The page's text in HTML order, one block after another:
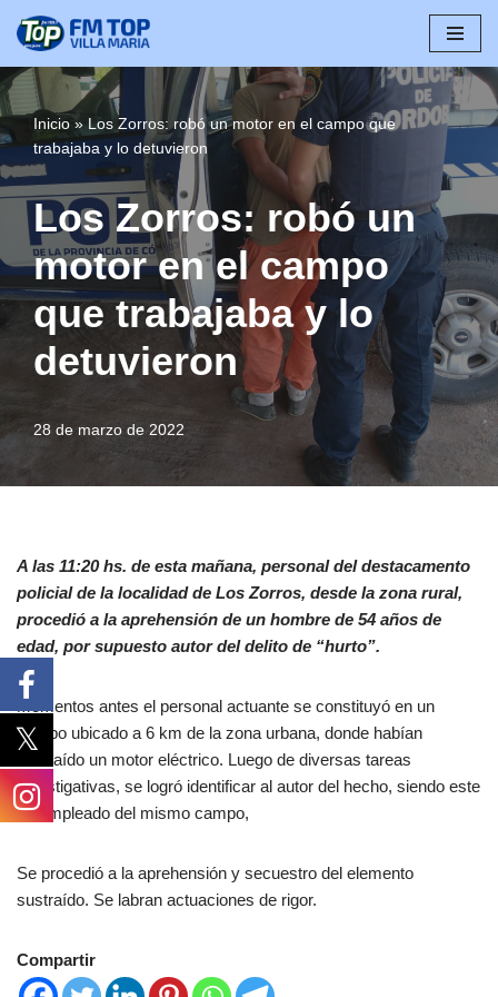
contenido
Inicio» Los Zorros: robó un motor en el campo que
trabajaba y lo detuvieron
Los Zorros: robó un
motor en el campo
que trabajaba y lo
detuvieron
28 de marzo de 2022
A las 11:20 hs. de esta mañana, personal del destacamento
policial de la localidad de Los Zorros, desde la zona rural,
procedió a la aprehensión de un hombre de 54 años de
edad, por supuesto autor del delito de “hurto”.
Momentos antes el personal actuante se constituyó en un
campo ubicado a 6 km de la zona urbana, donde habían
sustraído un motor eléctrico. Luego de diversas tareas
investigativas, se logró identificar al autor del hecho, siendo este
un empleado del mismo campo,
Se procedió a la aprehensión y secuestro del elemento
sustraído. Se labran actuaciones de rigor.
Compartir